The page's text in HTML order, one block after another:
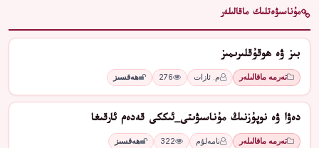
مۇناسىۋەتلىك ماقالىلەر
بىز ۋە ھوقۇقلىرىمىز
تەرمە ماقالىلەر م. ئازات 276 ھەقسىز
دەۋا ۋە نوپۇزنىڭ مۇناسىۋىتى_ئىككى قەدەم ئارقىغا
تەرمە ماقالىلەر نامەلۇم 322 ھەقسىز